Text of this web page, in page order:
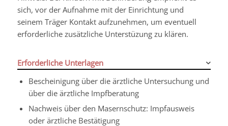
sich, vor der Aufnahme mit der Einrichtung und
seinem Träger Kontakt aufzunehmen, um eventuell
erforderliche zusätzliche Unterstüzung zu klären.
Erforderliche Unterlagen
Bescheinigung über die ärztliche Untersuchung und
über die ärztliche Impfberatung
Nachweis über den Masernschutz: Impfausweis
oder ärztliche Bestätigung